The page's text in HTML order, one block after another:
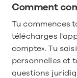
Comment
Tu commences
télécharges
compte». Tu
personnelles et
questions